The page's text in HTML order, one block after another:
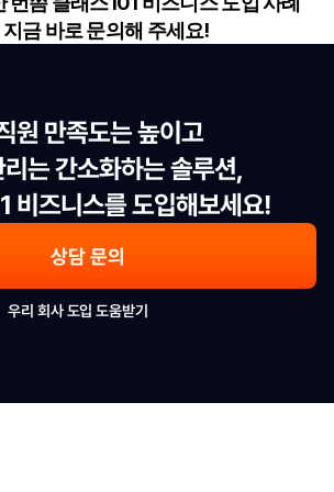
금 바로 문의해 주세요!
원 만족도는 높이고
는 간소화하는 솔루션,
비즈니스를 도입해보세요!
상담 문의
우리 회사 도입 도움받기